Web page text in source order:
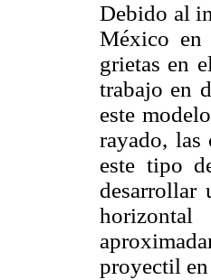
Debido al
México en
grietas en
trabajo en
este
rayado, las
este tipo
desarrollar
proyectil